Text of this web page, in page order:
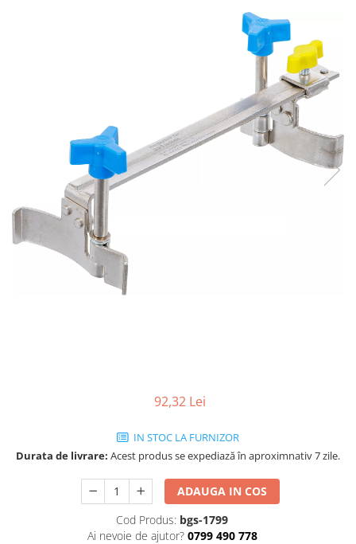
92,32 Lei
IN STOC LA FURNIZOR
Durata de livrare: Acest produs se expediază în aproximnativ 7 zile.
ADAUGA IN COS
Cod Produs: bgs-1799
Ai nevoie de ajutor? 0799 490 778